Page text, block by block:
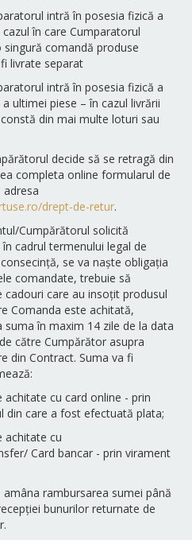
intră în posesia fizică a
în care Cumparatorul
comandă produse
livrate separat
intră în posesia fizică a
ultimei piese – în cazul livrării
din mai multe loturi sau
decide să se retragă din
completa online formularul de
drept-de-retur.
Cumpărătorul solicită
cadrul termenului legal de
se va naște obligația
comandate, trebuie să
cadouri care au insoțit produsul
Comanda este achitată,
suma în maxim 14 zile de la data
către Cumpărător asupra
din Contract. Suma va fi
achitate cu card online - prin
din care a fost efectuată plata;
achitate cu
Card bancar - prin virament
rambursarea sumei până
bunurilor returnate de